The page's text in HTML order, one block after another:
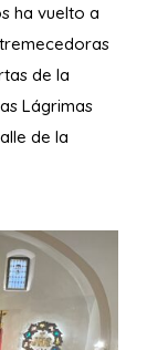
ha vuelto a
de la
Lágrimas
de la